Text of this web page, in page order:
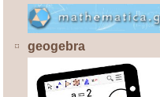
geogebra